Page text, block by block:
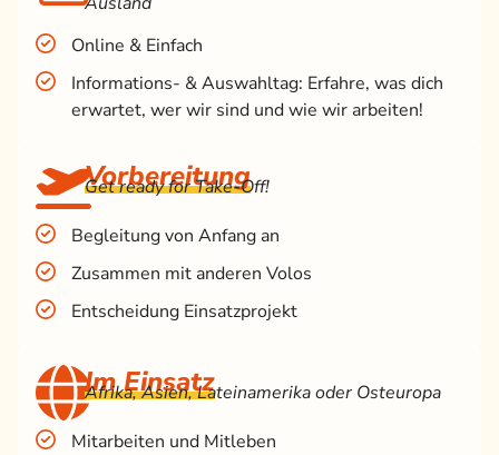
Online & Einfach
Informations- & Auswahltag: Erfahre, was dich
erwartet, wer wir sind und wie wir arbeiten!
Vorbereitung
Get ready for Take-Off!
Begleitung von Anfang an
Zusammen mit anderen Volos
Entscheidung Einsatzprojekt
Im Einsatz
Afrika, Asien, Latein­amerika oder Osteuropa
Mitarbeiten und Mitleben